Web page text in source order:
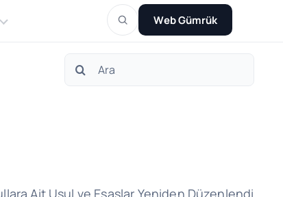
Web Gümrük
Search
Ait Usul ve Esaslar Yeniden Düzenlendi